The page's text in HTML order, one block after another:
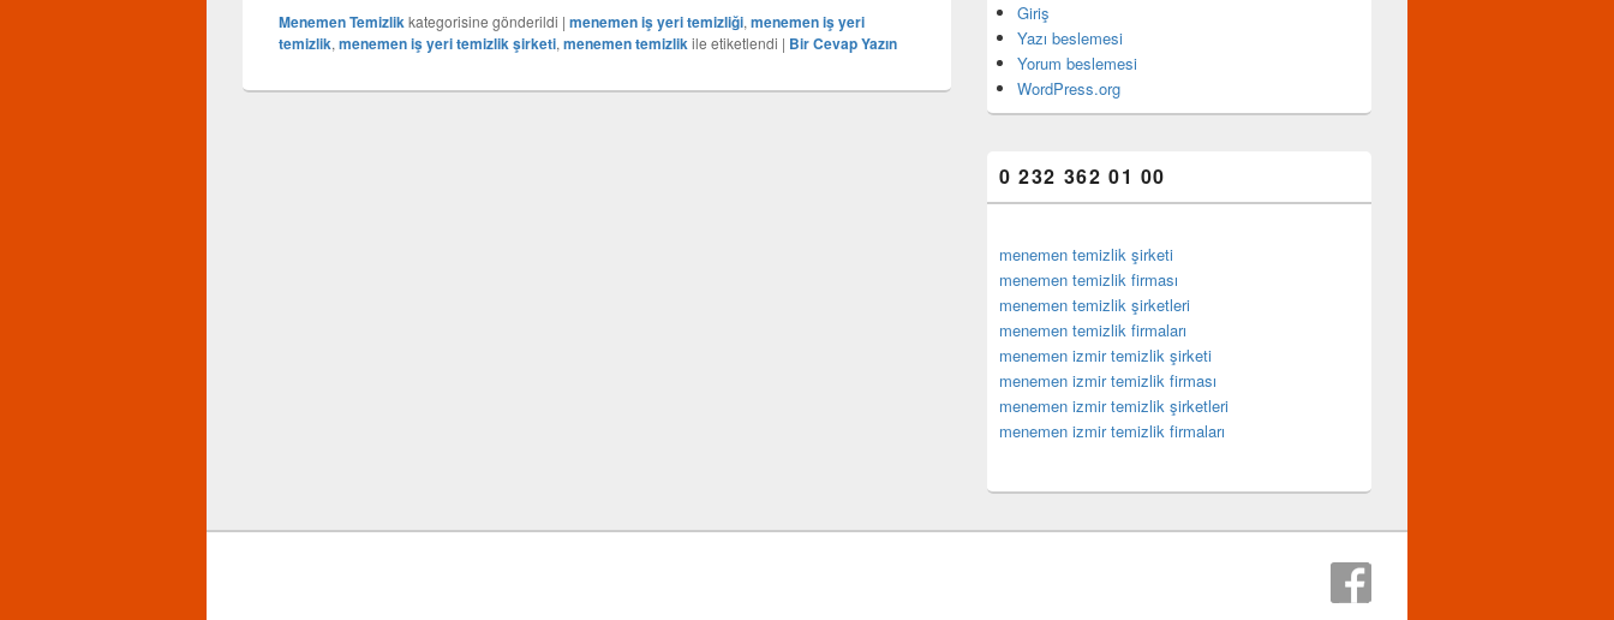
Menemen Temizlik kategorisine gönderildi | menemen iş yeri temizliği, menemen iş yeri
temizlik, menemen iş yeri temizlik şirketi, menemen temizlik ile etiketlendi | Bir Cevap Yazın
Giriş
Yazı beslemesi
Yorum beslemesi
WordPress.org
0 232 362 01 00
menemen temizlik şirketi
menemen temizlik firması
menemen temizlik şirketleri
menemen temizlik firmaları
menemen izmir temizlik şirketi
menemen izmir temizlik firması
menemen izmir temizlik şirketleri
menemen izmir temizlik firmaları